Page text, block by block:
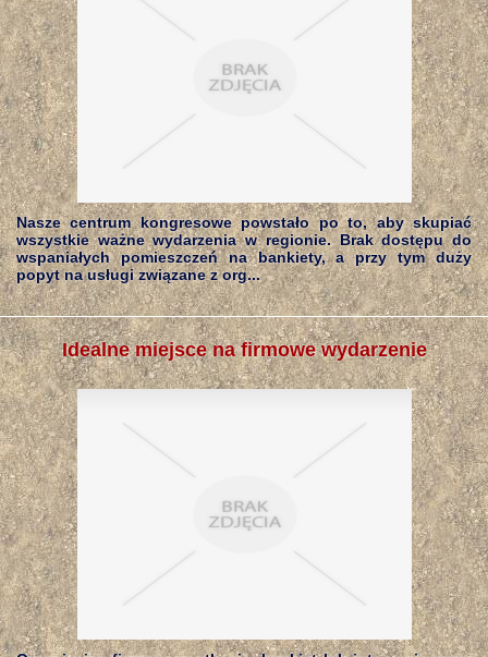
Nasze centrum kongresowe powstało po to, aby skupiać
wszystkie ważne wydarzenia w regionie. Brak dostępu do
wspaniałych pomieszczeń na bankiety, a przy tym duży
popyt na usługi związane z org...
Idealne miejsce na firmowe wydarzenie